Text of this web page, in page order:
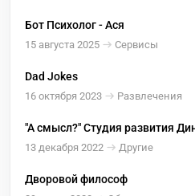
Бот Психолог - Ася
15 августа 2025 Сервисы
Dad Jokes
16 октября 2023 Развлечения
"А смысл?" Студия развития
13 декабря 2022 Другие
Дворовой философ